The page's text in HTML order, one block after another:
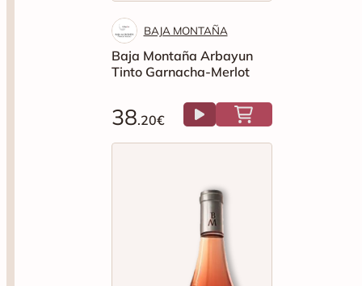
BAJA MONTAÑA
Baja Montaña Arbayun
Tinto Garnacha-Merlot
38.20€